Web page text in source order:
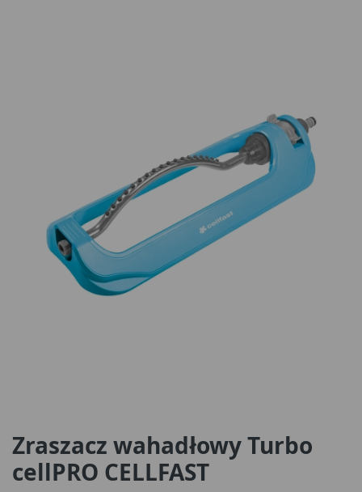
Zraszacz wahadłowy Turbo
cellPRO CELLFAST